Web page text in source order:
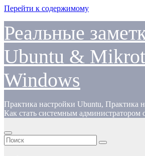
Перейти к содержимому
Реальные
Ubuntu &
Windows
Практика настройки Ubuntu, Практика
Как стать системным администратором